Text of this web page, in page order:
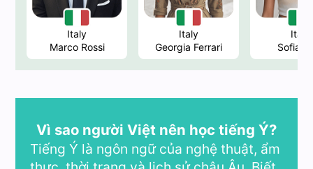
Italy
Marco Rossi
Italy
Georgia Ferrari
Italy
Sofia
Vì sao người Việt nên học tiếng Ý?
Tiếng Ý là ngôn ngữ của nghệ thuật, ẩm